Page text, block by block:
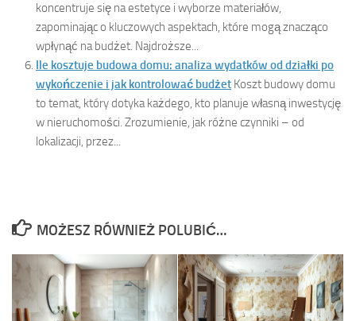
koncentruje się na estetyce i wyborze materiałów,
zapominając o kluczowych aspektach, które mogą znacząco
wpłynąć na budżet. Najdroższe...
Ile kosztuje budowa domu: analiza wydatków od działki po
wykończenie i jak kontrolować budżet Koszt budowy domu
to temat, który dotyka każdego, kto planuje własną inwestycję
w nieruchomości. Zrozumienie, jak różne czynniki – od
lokalizacji, przez...
MOŻESZ RÓWNIEŻ POLUBIĆ…